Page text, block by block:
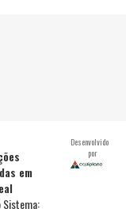
em
Sistema:
Desenvolvido
por